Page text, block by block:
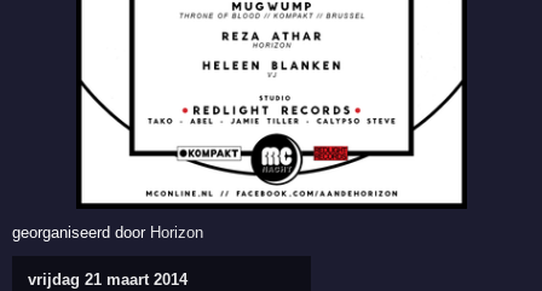
georganiseerd door Horizon
vrijdag 21 maart 2014